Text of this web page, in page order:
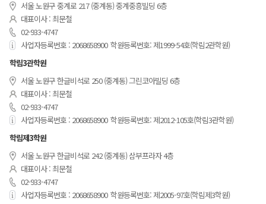
서울 노원구 중계로 217 (중계동) 중계중흥빌딩 6층
대표이사 : 최문철
02-933-4747
사업자등록번호 : 2068658900 학원등록번호: 제1999-54호(학림2관학원)
학림3관학원
서울 노원구 한글비석로 250 (중계동) 그린코아빌딩 6층
대표이사 : 최문철
02-933-4747
사업자등록번호 : 2068658900 학원등록번호: 제2012-105호(학림3관학원)
학림제3학원
서울 노원구 한글비석로 242 (중계동) 삼부프라자 4층
대표이사 : 최문철
02-933-4747
사업자등록번호 : 2068658900 학원등록번호: 제2005-97호(학림제3학원)